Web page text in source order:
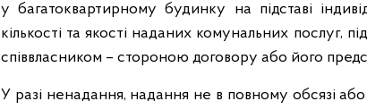
у багатоквартирному будинку на підставі
кількості та якості наданих комунальних послуг,
співвласником – стороною договору або його
У разі ненадання, надання не в повному обсязі